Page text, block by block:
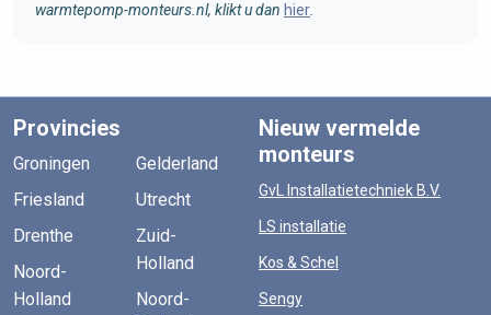
warmtepomp-monteurs.nl, klikt u dan hier
Provincies
Groningen
Friesland
Drenthe
Noord-
Holland
Gelderland
Utrecht
Zuid-
Holland
Noord-
Nieuw vermelde
monteurs
GvL Installatietechniek B.V.
LS installatie
Kos & Schel
Sengy